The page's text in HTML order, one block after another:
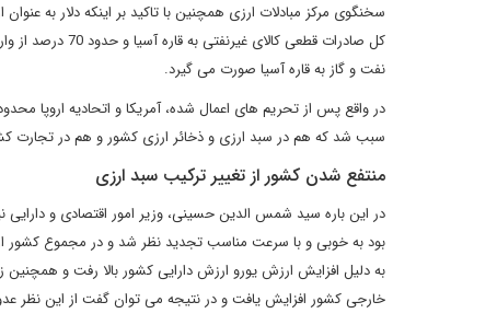
کل صادرات
نفت و گاز به قاره آسیا صورت می گیرد.
در واقع پس از تحریم های اعمال شده، آمریکا و اتحادیه اروپا
سبب شد که هم در سبد ارزی و ذخائر ارزی کشور و هم در تجارت
منتفع شدن کشور از تغییر ترکیب سبد ارزی
در این باره سید شمس الدین حسینی، وزیر امور اقتصادی و دارایی
بود به خوبی و با سرعت مناسب تجدید نظر شد و در مجموع کشور از
به دلیل افزایش ارزش یورو ارزش دارایی کشور بالا رفت و همچنین
خارجی کشور افزایش یافت و در نتیجه می توان گفت از این نظر